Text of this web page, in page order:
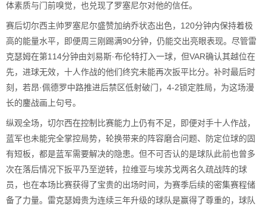
体素质与门前嗅觉，也兑现了罗塞尼尔对他的信任。
赛后切尔西主帅罗塞尼尔盛赞加纳乔状态出色，120分钟内保持着极
高的能量水平，即便周三刚踢满90分钟，仍能交出亮眼表现。尽管雷
克瑟姆在第114分钟由刘易斯·布伦特打入一球，但VAR确认其越位在
先，进球无效，十人作战的他们终究未能再次扳平比分。补时最后时
刻，若昂·佩德罗中路推进后禁区低射破门，4-2锁定胜局，为这场漫
长的鏖战画上句号。
纵观全场，切尔西在控制比赛能力上仍有不足，即便对手十人作战，
蓝军也未能完全掌控局势，轮换带来的阵容磨合问题、防定位球的固
有短板，都是蓝军需要解决的隐患。但不可否认的是球队此前也曾多
次在落后情况下扳平乃至逆转，拉维亚与埃苏戈两名久疏战阵的球
员，也在本场比赛获得了宝贵的出场时间，为赛季后续的密集赛程储
备了力量。雷克瑟姆贵为连续三年升级的球队是赢得了尊重的，球队